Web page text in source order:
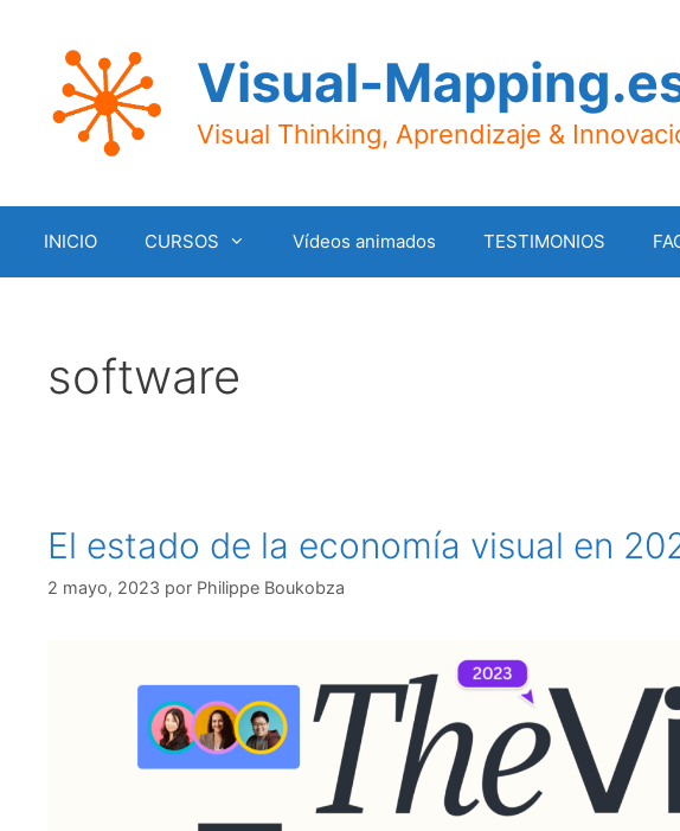
contenido
Visual-
Visual Thinking, Aprendizaje &
INICIO CURSOS Vídeos animados TESTIMONIOS
software
El estado de la economía visual en
2 mayo, 2023 por Philippe Boukobza